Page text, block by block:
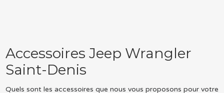
Accessoires Jeep Wrangler
Saint-Denis
Quels sont les accessoires que nous vous proposons pour votre